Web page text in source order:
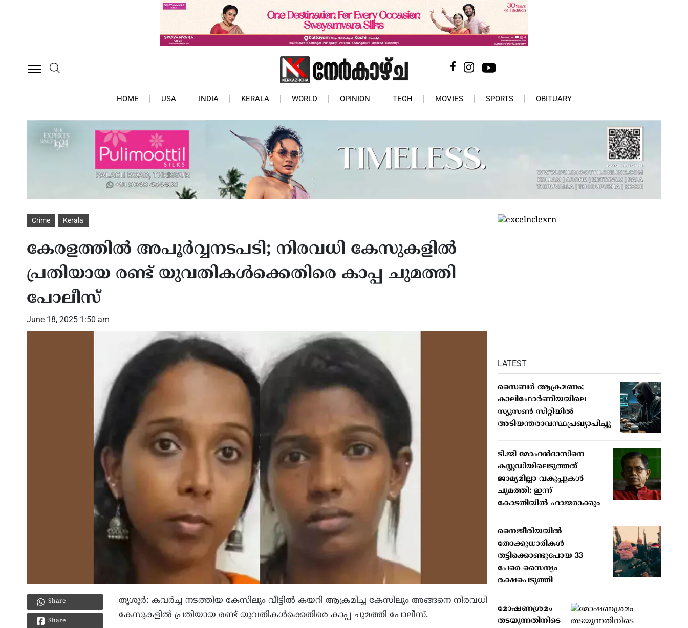
HOME USA INDIA KERALA WORLD OPINION TECH MOVIES SPORTS OBITUARY
Crime Kerala
കേരളത്തിൽ അപൂർവ്വനടപടി; നിരവധി കേസുകളിൽ
പ്രതിയായ രണ്ട് യുവതികൾക്കെതിരെ കാപ്പ ചുമത്തി
പോലീസ്
June 18, 2025 1:50 am
Share
Share
തൃശൂർ: കവർച്ച നടത്തിയ കേസിലും വീട്ടിൽ കയറി ആക്രമിച്ച കേസിലും അങ്ങനെ നിരവധി
കേസുകളിൽ പ്രതിയായ രണ്ട് യുവതികൾക്കെതിരെ കാപ്പ ചുമത്തി പോലീസ്.
LATEST
സൈബര്‍ ആക്രമണം;
കാലിഫോര്‍ണിയയിലെ
സ്യൂസണ്‍ സിറ്റിയില്‍
അടിയന്തരാവസ്ഥപ്രഖ്യാപിച്ചു
ടി.ജി മോഹന്‍ദാസിനെ
കസ്റ്റഡിയിലെടുത്തത്
ജാമ്യമില്ലാ വകുപ്പുകള്‍
ചുമത്തി: ഇന്ന്
കോടതിയില്‍ ഹാജരാക്കും
നൈജീരിയയില്‍
തോക്കുധാരികള്‍
തട്ടിക്കൊണ്ടുപോയ 33
പേരെ സൈന്യം
രക്ഷപെടുത്തി
മോഷണശ്രമം
തടയുന്നതിനിടെ